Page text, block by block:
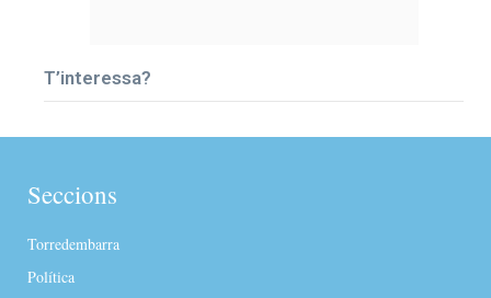
T’interessa?
Seccions
Torredembarra
Política